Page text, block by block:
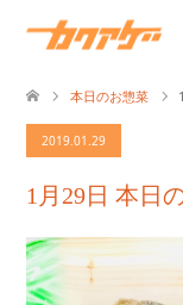
本日のお惣菜
2019.01.29
1月29日 本日